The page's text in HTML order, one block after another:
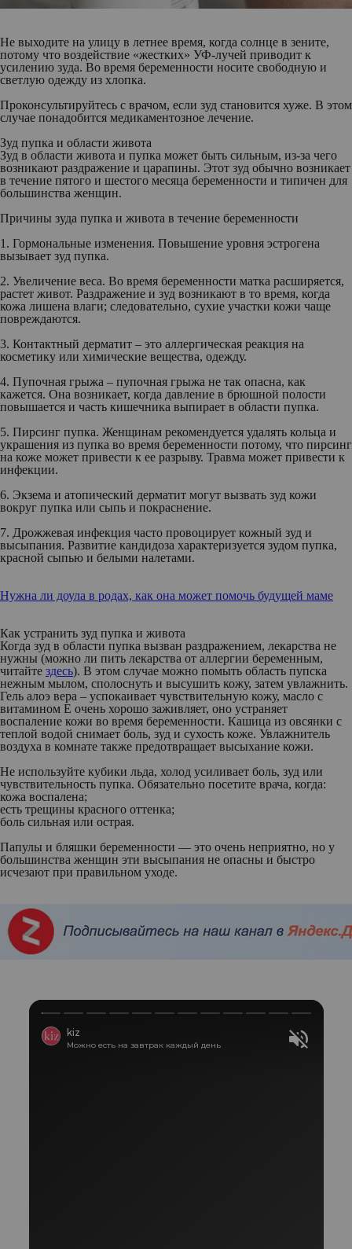
Не выходите на улицу в летнее время, когда солнце в зените,
потому что воздействие «жестких» УФ-лучей приводит к
усилению зуда. Во время беременности носите свободную и
светлую одежду из хлопка.
Проконсультируйтесь с врачом, если зуд становится хуже. В этом
случае понадобится медикаментозное лечение.
Зуд пупка и области живота
Зуд в области живота и пупка может быть сильным, из-за чего
возникают раздражение и царапины. Этот зуд обычно возникает
в течение пятого и шестого месяца беременности и типичен для
большинства женщин.
Причины зуда пупка и живота в течение беременности
1. Гормональные изменения. Повышение уровня эстрогена
вызывает зуд пупка.
2. Увеличение веса. Во время беременности матка расширяется,
растет живот. Раздражение и зуд возникают в то время, когда
кожа лишена влаги; следовательно, сухие участки кожи чаще
повреждаются.
3. Контактный дерматит – это аллергическая реакция на
косметику или химические вещества, одежду.
4. Пупочная грыжа – пупочная грыжа не так опасна, как
кажется. Она возникает, когда давление в брюшной полости
повышается и часть кишечника выпирает в области пупка.
5. Пирсинг пупка. Женщинам рекомендуется удалять кольца и
украшения из пупка во время беременности потому, что пирсинг
на коже может привести к ее разрыву. Травма может привести к
инфекции.
6. Экзема и атопический дерматит могут вызвать зуд кожи
вокруг пупка или сыпь и покраснение.
7. Дрожжевая инфекция часто провоцирует кожный зуд и
высыпания. Развитие кандидоза характеризуется зудом пупка,
красной сыпью и белыми налетами.
Нужна ли доула в родах, как она может помочь будущей маме
Как устранить зуд пупка и живота
Когда зуд в области пупка вызван раздражением, лекарства не
нужны (можно ли пить лекарства от аллергии беременным,
читайте здесь). В этом случае можно помыть область пупска
нежным мылом, сполоснуть и высушить кожу, затем увлажнить.
Гель алоэ вера – успокаивает чувствительную кожу, масло с
витамином Е очень хорошо заживляет, оно устраняет
воспаление кожи во время беременности. Кашица из овсянки с
теплой водой снимает боль, зуд и сухость коже. Увлажнитель
воздуха в комнате также предотвращает высыхание кожи.
Не используйте кубики льда, холод усиливает боль, зуд или
чувствительность пупка. Обязательно посетите врача, когда:
кожа воспалена;
есть трещины красного оттенка;
боль сильная или острая.
Папулы и бляшки беременности — это очень неприятно, но у
большинства женщин эти высыпания не опасны и быстро
исчезают при правильном уходе.